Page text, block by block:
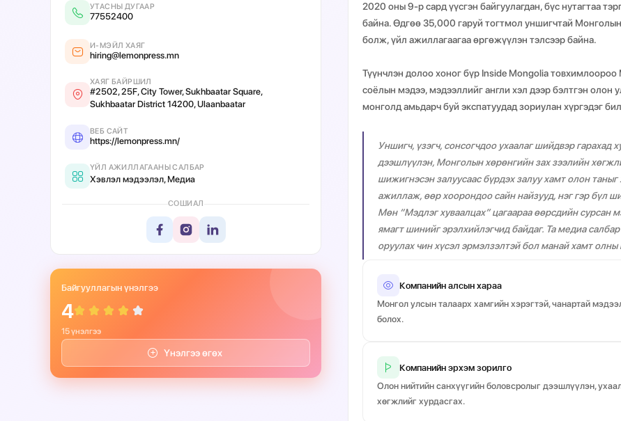
УТАСНЫ ДУГААР
77552400
И-МЭЙЛ ХАЯГ
hiring@lemonpress.mn
ХАЯГ БАЙРШИЛ
#2502, 25F, City Tower, Sukhbaatar Square,
Sukhbaatar District 14200, Ulaanbaatar
ВЕБ САЙТ
https://lemonpress.mn/
ҮЙЛ АЖИЛЛАГААНЫ САЛБАР
Хэвлэл мэдээлэл, Медиа
СОШИАЛ
Байгууллагын үнэлгээ
4
15 үнэлгээ
Үнэлгээ өгөх
2020 оны 9-р сард үүсгэн байгуулагдан, бүс нутагтаа
байна. Өдгөө 35,000 гаруй тогтмол уншигчтай
болж, үйл ажиллагаагаа өргөжүүлэн тэлсээр байна.
Түүнчлэн долоо хоног бүр Inside Mongolia
соёлын мэдээ, мэдээллийг англи хэл дээр бэлтгэн олон
монголд амьдарч буй экспатуудад зориулан хүргэдэг
Уншигч, үзэгч, сонсогчдоо ухаалаг шийдвэр гарахад
дээшлүүлэн, Монголын хөрөнгийн зах зээлийн
шижигнэсэн залуусаас бүрдэх залуу хамт олон
ажиллаж, өөр хоорондоо сайн найзууд, нэг гэр бүл
Мөн “Мэдлэг хуваалцах” цагаараа өөрсдийн сурсан
ямагт шинийг эрэлхийлэгчид байдаг. Та медиа
оруулах чин хүсэл эрмэлзэлтэй бол манай хамт олны
Компанийн алсын хараа
Монгол улсын талаарх хамгийн хэрэгтэй, чанартай
болох.
Компанийн эрхэм зорилго
Олон нийтийн санхүүгийн боловсролыг дээшлүүлэн,
хөгжлийг хурдасгах.